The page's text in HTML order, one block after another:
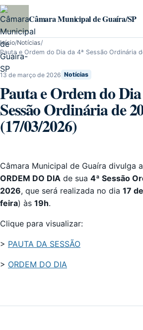
Pular para o conteúdo
Câmara Municipal de Guaíra/SP
Início/Notícias/
Pauta e Ordem do Dia da 4ª Sessão Ordinária
13 de março de 2026 Notícias
Pauta e Ordem do Dia
Sessão Ordinária de
(17/03/2026)
Câmara Municipal de Guaíra divulga a
ORDEM DO DIA de sua 4ª Sessão
2026, que será realizada no dia 17
feira) às 19h.
Clique para visualizar:
> PAUTA DA SESSÃO
> ORDEM DO DIA